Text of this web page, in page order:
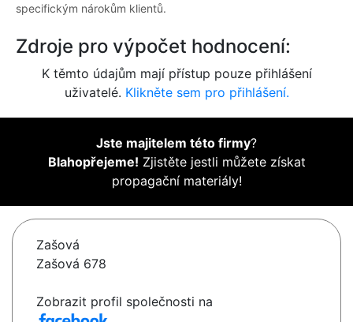
specifickým nárokům klientů.
Zdroje pro výpočet hodnocení:
K těmto údajům mají přístup pouze přihlášení
uživatelé. Klikněte sem pro přihlášení.
Jste majitelem této firmy?
Blahopřejeme! Zjistěte jestli můžete získat
propagační materiály!
Zašová
Zašová 678
Zobrazit profil společnosti na